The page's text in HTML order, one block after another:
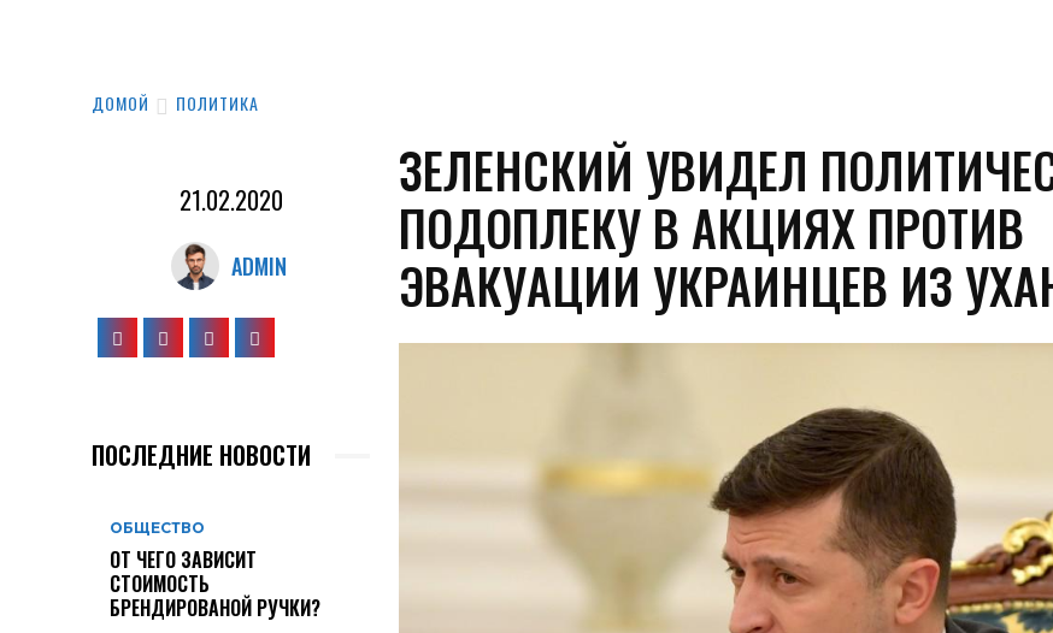
ДОМОЙ ПОЛИТИКА
21.02.2020
ADMIN
ПОСЛЕДНИЕ НОВОСТИ
ОБЩЕСТВО
ОТ ЧЕГО ЗАВИСИТ
СТОИМОСТЬ
БРЕНДИРОВАНОЙ РУЧКИ?
ЗЕЛЕНСКИЙ УВИДЕЛ
ПОДОПЛЕКУ В АКЦИЯХ ПРОТИВ
ЭВАКУАЦИИ УКРАИНЦЕВ ИЗ